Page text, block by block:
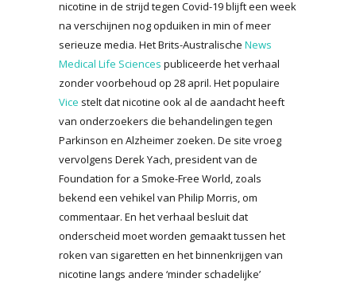
nicotine in de strijd tegen Covid-19 blijft een week
na verschijnen nog opduiken in min of meer
serieuze media. Het Brits-Australische News
Medical Life Sciences publiceerde het verhaal
zonder voorbehoud op 28 april. Het populaire
Vice stelt dat nicotine ook al de aandacht heeft
van onderzoekers die behandelingen tegen
Parkinson en Alzheimer zoeken. De site vroeg
vervolgens Derek Yach, president van de
Foundation for a Smoke-Free World, zoals
bekend een vehikel van Philip Morris, om
commentaar. En het verhaal besluit dat
onderscheid moet worden gemaakt tussen het
roken van sigaretten en het binnenkrijgen van
nicotine langs andere ‘minder schadelijke’